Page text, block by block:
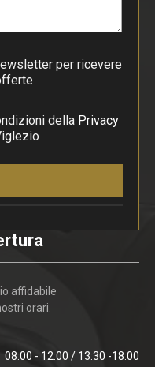
per ricevere
della Privacy
affidabile
orari.
08:00 - 12:00 / 13:30 -18:00